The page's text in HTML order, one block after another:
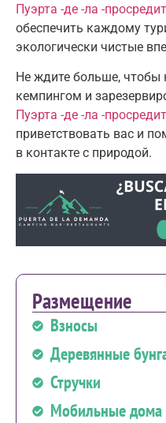
Пуэрта -де -ла -
обеспечить каждому
экологически чистые
Не ждите больше, чтобы
кемпингом и
Пуэрта -де -ла -
приветствовать вас и
в контакте с природой.
Размещение
Взносы
Деревянные
Стручки
Мобильные дома